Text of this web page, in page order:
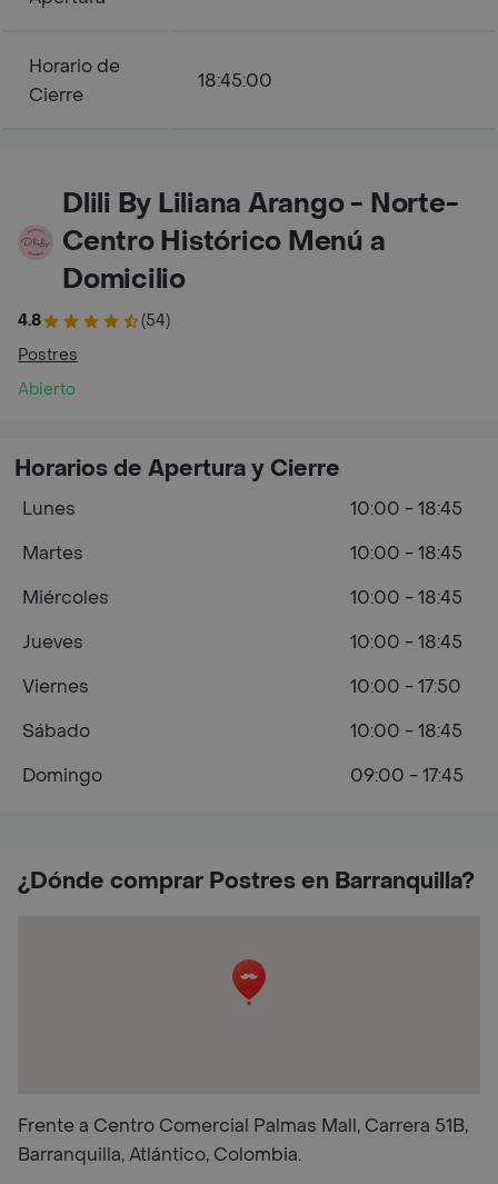
Horario de
Cierre
18:45:00
Dlili By Liliana Arango - Norte-
Centro Histórico Menú a
Domicilio
4.8
(54)
Postres
Abierto
¿Dónde comprar Postres en Barranquilla?
Frente a Centro Comercial Palmas Mall, Carrera 51B,
Barranquilla, Atlántico, Colombia.
Horarios de Apertura y Cierre
Lunes
10:00 - 18:45
Martes
10:00 - 18:45
Miércoles
10:00 - 18:45
Jueves
10:00 - 18:45
Viernes
10:00 - 17:50
Sábado
10:00 - 18:45
Domingo
09:00 - 17:45